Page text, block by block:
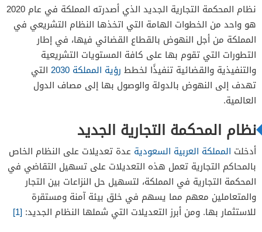
نظام المحكمة التجارية الجديد PDF
نظام المحكمة التجارية الجديد الذي أصدرته المملكة في عام 2020
هو واحد من الخطوات الهامة التي اتخذها النظام التشريعي في
المملكة من أجل النهوض بالقطاع القضائي فيها، في إطار
التطورات التي تقوم بها على كافة المستويات التشريعية
والتنفيذية والقضائية تنفيذًا لخطط رؤية المملكة 2030
التي
تهدف إلى النهوض بالدولة والوصول بها إلى مصاف الدول
العالمية.
نظام المحكمة التجارية الجديد
أدخلت المملكة العربية السعودية عدة تعديلات على النظام الخاص
بالمحاكم التجارية تعمل هذه التعديلات على تسهيل التقاضي في
المحكمة التجارية في المملكة، لتسهيل حل النزاعات بين التجار
والمتعاملين معهم مما يسهم في خلق بيئة آمنة ومستقرة
للاستثمار بها. ومن أبرز التعديلات التي شملها النظام الجديد: [1]